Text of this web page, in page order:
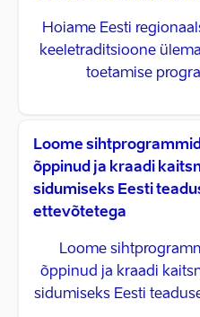
Hoiame Eesti
keeletraditsioone
toetamise
Loome
õppinud ja kraadi
sidumiseks Eesti
ettevõtetega
Loome
õppinud ja kraadi
sidumiseks Eesti